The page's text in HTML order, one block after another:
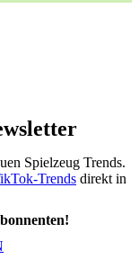
Spielzeug Trends.
Trends direkt in